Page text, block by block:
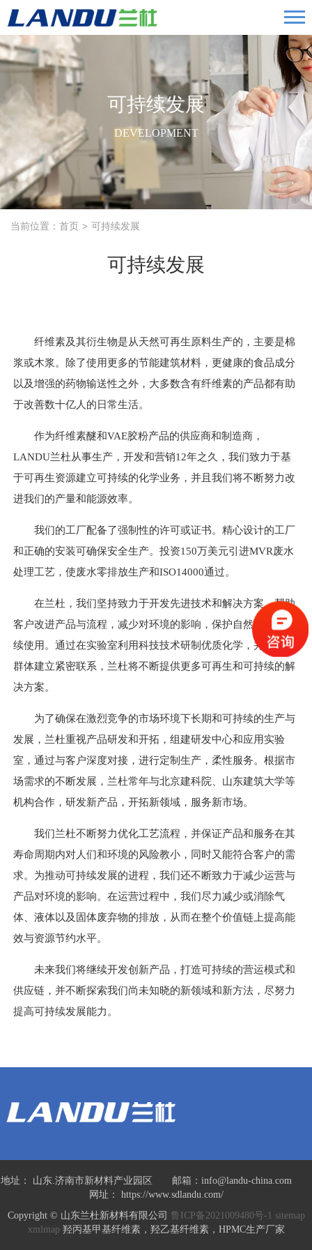
可持续发展
DEVELOPMENT
当前位置： 首页 可持续发展
可持续发展
纤维素及其衍生物是从天然可再生原料生产的，主要是棉
浆或木浆。除了使用更多的节能建筑材料，更健康的食品成分
以及增强的药物输送性之外，大多数含有纤维素的产品都有助
于改善数十亿人的日常生活。
作为纤维素醚和VAE胶粉产品的供应商和制造商，
LANDU兰杜从事生产，开发和营销12年之久，我们致力于基
于可再生资源建立可持续的化学业务，并且我们将不断努力改
进我们的产量和能源效率。
我们的工厂配备了强制性的许可或证书。精心设计的工厂
和正确的安装可确保安全生产。投资150万美元引进MVR废水
处理工艺，使废水零排放生产和ISO14000通过。
在兰杜，我们坚持致力于开发先进技术和解决方案，帮助
客户改进产品与流程，减少对环境的影响，保护自然资源可持
续使用。通过在实验室利用科技技术研制优质化学，并与客户
群体建立紧密联系，兰杜将不断提供更多可再生和可持续的解
决方案。
为了确保在激烈竞争的市场环境下长期和可持续的生产与
发展，兰杜重视产品研发和开拓，组建研发中心和应用实验
室，通过与客户深度对接，进行定制生产，柔性服务。根据市
场需求的不断发展，兰杜常年与北京建科院、山东建筑大学等
机构合作，研发新产品，开拓新领域，服务新市场。
我们兰杜不断努力优化工艺流程，并保证产品和服务在其
寿命周期内对人们和环境的风险教小，同时又能符合客户的需
求。为推动可持续发展的进程，我们还不断致力于减少运营与
产品对环境的影响。在运营过程中，我们尽力减少或消除气
体、液体以及固体废弃物的排放，从而在整个价值链上提高能
效与资源节约水平。
未来我们将继续开发创新产品，打造可持续的营运模式和
供应链，并不断探索我们尚未知晓的新领域和新方法，尽努力
提高可持续发展能力。
地址： 山东.济南市新材料产业园区 邮箱：info@landu-china.com
网址： https://www.sdlandu.com/
Copyright © 山东兰杜新材料有限公司 鲁ICP备2021009480号-1 sitemap
xmlmap 羟丙基甲基纤维素，羟乙基纤维素，HPMC生产厂家